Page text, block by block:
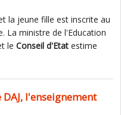
la jeune fille est inscrite au
La ministre de l'Education
le Conseil d'Etat estime
l'enseignement